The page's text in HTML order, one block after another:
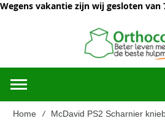
Wegens vakantie zijn wij gesloten van
Home McDavid PS2 Scharnier